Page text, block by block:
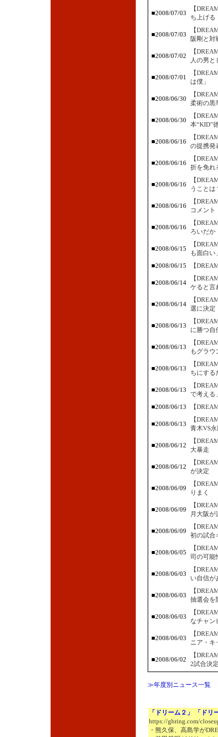
■2008/07/03
【
ち上げる
■2008/07/03
【
阪剛と対
■2008/07/02
【
人の男と
■2008/07/01
【
は僕」
■2008/06/30
【
柔術の黒
■2008/06/30
【
本“KID”
■2008/06/16
【
の提携発
■2008/06/16
【
折を免れ
■2008/06/16
【
うことは
■2008/06/16
【
コメント
■2008/06/16
【
ろいだか
■2008/06/15
【
も面白い
■2008/06/15
【
■2008/06/14
【
ケると言
■2008/06/14
【
選に決定
■2008/06/13
【
に勝つ自
■2008/06/13
【
もグラウ
■2008/06/13
【
ちにする
■2008/06/13
【
で考える
■2008/06/13
【
■2008/06/13
【
青木VS
■2008/06/12
【
大暴走
■2008/06/12
【
が決定
■2008/06/09
【
りまく
■2008/06/09
【
月大阪が
■2008/06/09
【
初の試合
■2008/06/05
【
司の可能
■2008/06/03
【
い自信が
■2008/06/03
【
抽選会を
■2008/06/03
【
なチャン
■2008/06/03
【
ニア・キ
■2008/06/02
【
2試合決
≫年度別ニュース一覧
「ドリーム２」 「ドリ
https://gbring.com/
・熊久保、高島学が